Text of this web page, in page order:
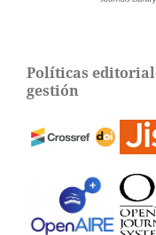
Políticas
gestión